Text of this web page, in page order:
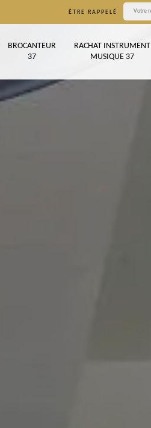
ÊTRE RAPPELÉ
BROCANTEUR
37
RACHAT INSTRUMENT
MUSIQUE 37